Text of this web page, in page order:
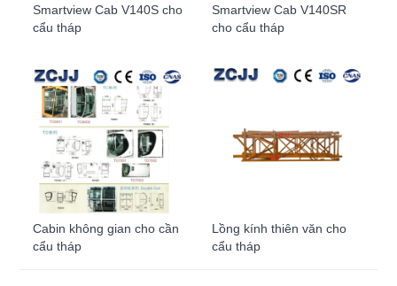
Smartview Cab V140S cho
cẩu tháp
Smartview Cab V140SR
cho cẩu tháp
Cabin không gian cho cần
cẩu tháp
Lồng kính thiên văn cho
cẩu tháp